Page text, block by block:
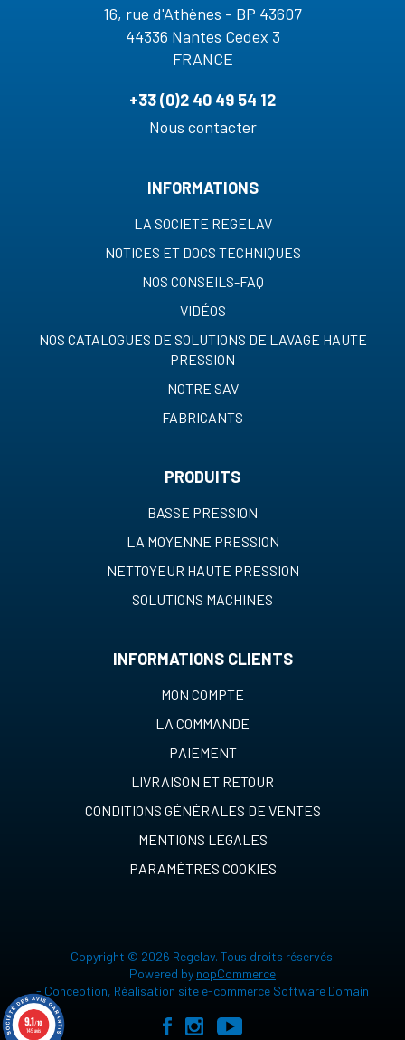
16, rue d'Athènes - BP 43607
44336 Nantes Cedex 3
FRANCE
+33 (0)2 40 49 54 12
Nous contacter
INFORMATIONS
LA SOCIETE REGELAV
NOTICES ET DOCS TECHNIQUES
NOS CONSEILS-FAQ
VIDÉOS
NOS CATALOGUES DE SOLUTIONS DE LAVAGE HAUTE
PRESSION
NOTRE SAV
FABRICANTS
PRODUITS
BASSE PRESSION
LA MOYENNE PRESSION
NETTOYEUR HAUTE PRESSION
SOLUTIONS MACHINES
INFORMATIONS CLIENTS
MON COMPTE
LA COMMANDE
PAIEMENT
LIVRAISON ET RETOUR
CONDITIONS GÉNÉRALES DE VENTES
MENTIONS LÉGALES
PARAMÈTRES COOKIES
Copyright © 2026 Regelav. Tous droits réservés.
Powered by nopCommerce
- Conception, Réalisation site e-commerce Software Domain
9.1/10
149 avis